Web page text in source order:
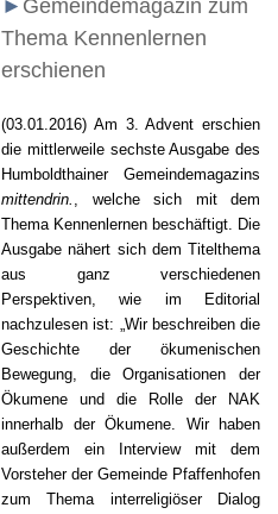
► Gemeindemagazin zum
Thema Kennenlernen
erschienen
(03.01.2016) Am 3. Advent erschien
die mittlerweile sechste Ausgabe des
Humboldthainer Gemeindemagazins
mittendrin. , welche sich mit dem
Thema Kennenlernen beschäftigt. Die
Ausgabe nähert sich dem Titelthema
aus ganz verschiedenen
Perspektiven, wie im Editorial
nachzulesen ist: „Wir beschreiben die
Geschichte der ökumenischen
Bewegung, die Organisationen der
Ökumene und die Rolle der NAK
innerhalb der Ökumene. Wir haben
außerdem ein Interview mit dem
Vorsteher der Gemeinde Pfaffenhofen
zum Thema interreligiöser Dialog